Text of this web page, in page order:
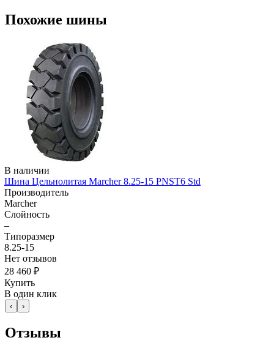
Похожие шины
В наличии
Шина Цельнолитая Marcher 8.25-15 PNST6 Std
Производитель
Marcher
Слойность
–
Типоразмер
8.25-15
Нет отзывов
28 460 ₽
Купить
В один клик
‹ ›
Отзывы